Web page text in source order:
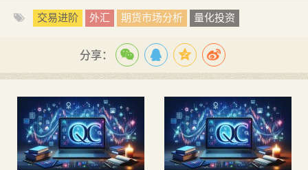
交易进阶 外汇 期货市场分析 量化投资
分享：